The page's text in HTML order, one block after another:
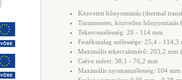
Közvetett hőnyomtatás (thermal
Tintamentes, közvetlen hőnyomtatás
Tekercsszélesség: 20 - 114 mm
Festékszalag szélessége: 25,4 - 114,3
Maximális tekercsátmérő: 203,2 mm
Cséve méret: 38,1 - 76,2 mm
Maximális nyomatszélesség: 104 mm